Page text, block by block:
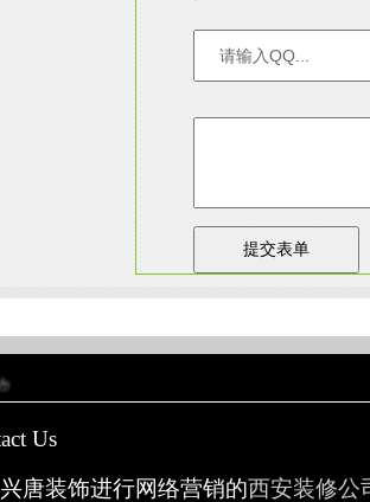
Us
兴唐装饰进行网络营销的西安装修公